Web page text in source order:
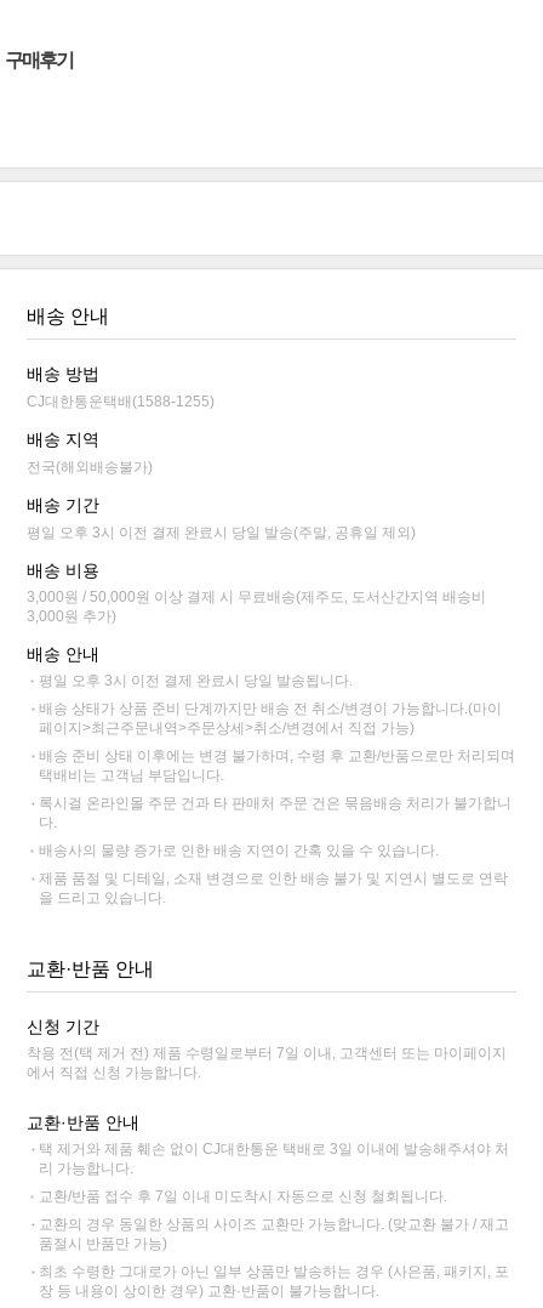
구매후기
배송 안내
배송 방법
CJ대한통운택배(1588-1255)
배송 지역
전국(해외배송불가)
배송 기간
평일 오후 3시 이전 결제 완료시 당일 발송(주말, 공휴일 제외)
배송 비용
3,000원 / 50,000원 이상 결제 시 무료배송(제주도, 도서산간지역 배송비
3,000원 추가)
배송 안내
평일 오후 3시 이전 결제 완료시 당일 발송됩니다.
배송 상태가 상품 준비 단계까지만 배송 전 취소/변경이 가능합니다.(마이
페이지>최근주문내역>주문상세>취소/변경에서 직접 가능)
배송 준비 상태 이후에는 변경 불가하며, 수령 후 교환/반품으로만 처리되며
택배비는 고객님 부담입니다.
록시걸 온라인몰 주문 건과 타 판매처 주문 건은 묶음배송 처리가 불가합니
다.
배송사의 물량 증가로 인한 배송 지연이 간혹 있을 수 있습니다.
제품 품절 및 디테일, 소재 변경으로 인한 배송 불가 및 지연시 별도로 연락
을 드리고 있습니다.
교환·반품 안내
신청 기간
착용 전(택 제거 전) 제품 수령일로부터 7일 이내, 고객센터 또는 마이페이지
에서 직접 신청 가능합니다.
교환·반품 안내
택 제거와 제품 훼손 없이 CJ대한통운 택배로 3일 이내에 발송해주셔야 처
리 가능합니다.
교환/반품 접수 후 7일 이내 미도착시 자동으로 신청 철회됩니다.
교환의 경우 동일한 상품의 사이즈 교환만 가능합니다. (맞교환 불가 / 재고
품절시 반품만 가능)
최초 수령한 그대로가 아닌 일부 상품만 발송하는 경우 (사은품, 패키지, 포
장 등 내용이 상이한 경우) 교환·반품이 불가능합니다.